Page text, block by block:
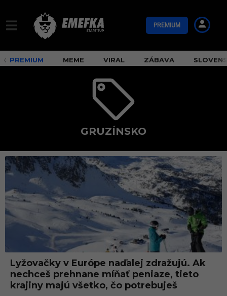
PREMIUM
PREMIUM MEME VIRAL ZÁBAVA
GRUZÍNSKO
G
r
u
z
í
s
k
o
Lyžovačky v Európe naďalej zdražujú. Ak
nechceš prehnane míňať peniaze, tieto
krajiny majú všetko, čo potrebuješ